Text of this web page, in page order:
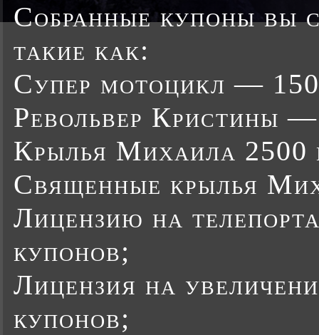
Собранные купоны вы
такие как:
Супер мотоцикл —
Револьвер Кристины
Крылья Михаила 2500
Священные крылья
Лицензию на
купонов;
Лицензия на
купонов;